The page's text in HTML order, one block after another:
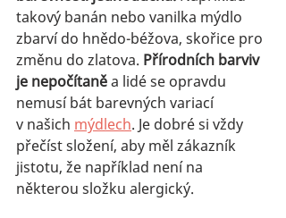
takový banán nebo vanilka mýdlo
zbarví do hnědo-béžova, skořice pro
změnu do zlatova. Přírodních barviv
je nepočítaně a lidé se opravdu
nemusí bát barevných variací
v našich mýdlech. Je dobré si vždy
přečíst složení, aby měl zákazník
jistotu, že například není na
některou složku alergický.